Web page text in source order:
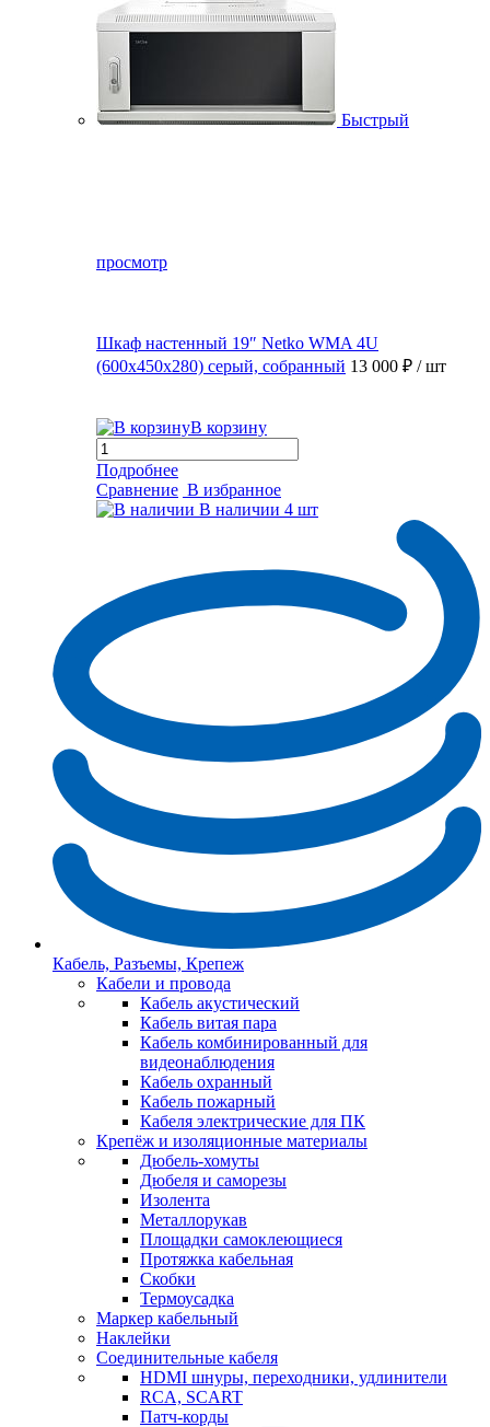
Быстрый
просмотр
Шкаф настенный 19″ Netko WMA 4U
(600x450x280) серый, собранный 13 000 ₽ / шт
В корзину
Подробнее
Сравнение В избранное
В наличии 4 шт
Кабель, Разъемы, Крепеж
Кабели и провода
Кабель акустический
Кабель витая пара
Кабель комбинированный для
видеонаблюдения
Кабель охранный
Кабель пожарный
Кабеля электрические для ПК
Крепёж и изоляционные материалы
Дюбель-хомуты
Дюбеля и саморезы
Изолента
Металлорукав
Площадки самоклеющиеся
Протяжка кабельная
Скобки
Термоусадка
Маркер кабельный
Наклейки
Соединительные кабеля
HDMI шнуры, переходники, удлинители
RCA, SCART
Патч-корды